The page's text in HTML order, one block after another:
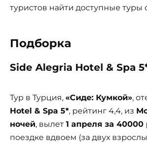
туристов найти доступные туры
Подборка
Side Alegria Hotel & Spa
Тур в Турция, «Сиде: Кумкой»,
Hotel & Spa 5*, рейтинг 4,4, из
ночей, вылет 1 апреля за 40000
поездке вдвоем (за двух